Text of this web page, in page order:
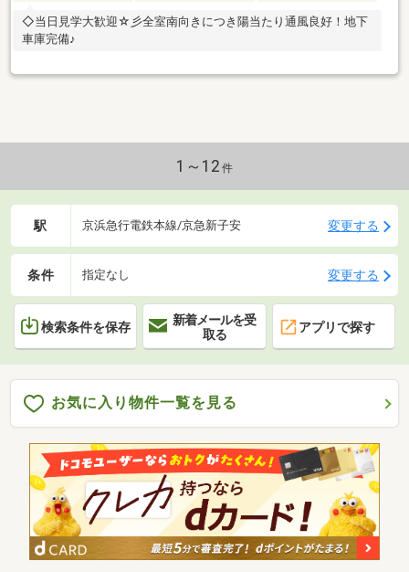
◇当日見学大歓迎☆彡全室南向きにつき陽当たり通風良好！地下
車庫完備♪
1～12 件
駅 京浜急行電鉄本線/京急新子安 変更する
条件 指定なし 変更する
検索条件を保存
新着メールを受
取る
アプリで探す
お気に入り物件一覧を見る